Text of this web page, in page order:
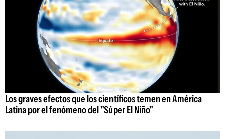
Los graves efectos que los científicos temen en América
Latina por el fenómeno del "Súper El Niño"